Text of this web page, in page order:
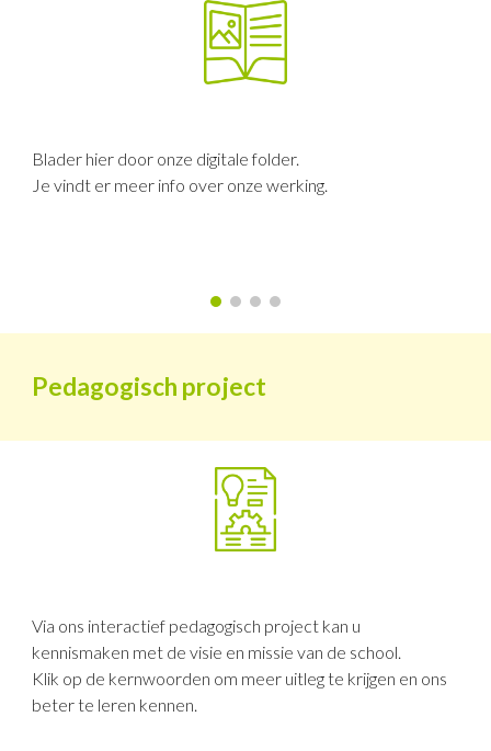
Blader hier door onze digitale folder.
Je vindt er meer info over onze werking.
Pedagogisch project
Via ons interactief pedagogisch project kan u
kennismaken met de visie en missie van de school.
Klik op de kernwoorden om meer uitleg te krijgen en ons
beter te leren kennen.